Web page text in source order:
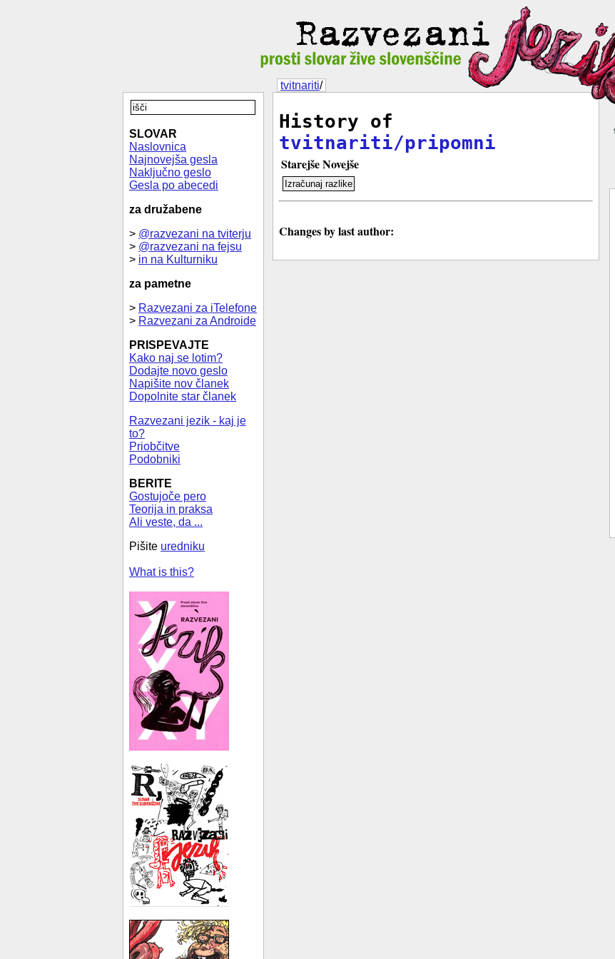
tvitnariti/
SLOVAR
Naslovnica
Najnovejša gesla
Naključno geslo
Gesla po abecedi
za družabene
> @razvezani na tviterju
> @razvezani na fejsu
> in na Kulturniku
za pametne
> Razvezani za iTelefone
> Razvezani za Androide
PRISPEVAJTE
Kako naj se lotim?
Dodajte novo geslo
Napišite nov članek
Dopolnite star članek
Razvezani jezik - kaj je
to?
Priobčitve
Podobniki
BERITE
Gostujoče pero
Teorija in praksa
Ali veste, da ...
Pišite uredniku
What is this?
History of
tvitnariti/pripomni
StarejšeNovejše
Changes by last author: